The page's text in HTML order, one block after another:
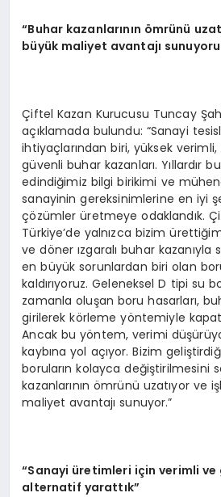
“Buhar kazanlarının ömrünü
büyük maliyet avantajı
Çiftel Kazan Kurucusu Tuncay
açıklamada bulundu: “Sanayi
ihtiyaçlarından biri, yüksek
güvenli buhar kazanları. Yıllardır
edindiğimiz bilgi birikimi ve
sanayinin gereksinimlerine en iyi
çözümler üretmeye odaklandık.
Türkiye’de yalnızca bizim
ve döner ızgaralı buhar kazanıyla
en büyük sorunlardan biri olan
kaldırıyoruz. Geleneksel D tipi su
zamanla oluşan boru hasarları,
girilerek körleme yöntemiyle
Ancak bu yöntem, verimi
kaybına yol açıyor. Bizim
boruların kolayca değiştirilmesini
kazanlarının ömrünü uzatıyor ve
maliyet avantajı sunuyor.”
“Sanayi üretimleri için verimli
alternatif yarattık”